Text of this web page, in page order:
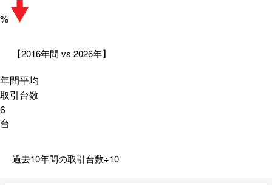
%
【2016年間 vs 2026年】
年間平均
取引台数
6
台
過去10年間の取引台数÷10